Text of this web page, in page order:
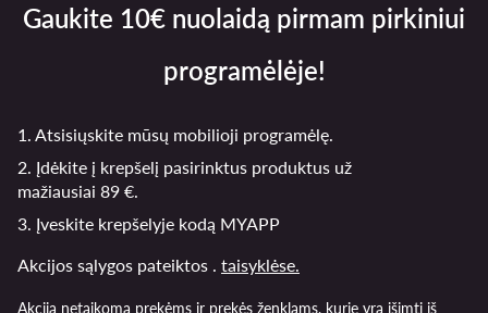
Gaukite 10€ nuolaidą pirmam pirkiniui
programėlėje!
1. Atsisiųskite mūsų mobilioji programėlę.
2. Įdėkite į krepšelį pasirinktus produktus už
mažiausiai 89 €.
3. Įveskite krepšelyje kodą MYAPP
Akcijos sąlygos pateiktos . taisyklėse.
Akcija netaikoma prekėms ir prekės ženklams, kurie yra išimti iš